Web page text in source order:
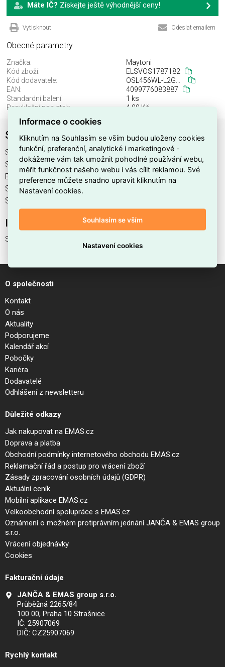
Máte IČ? Získejte ještě výhodnější ceny!
Vytisknout Odeslat emailem
Obecné parametry
Značka:
Maytoni
Kód zboží:
ELSVOS1787182
Kód dodavatele:
OSL456WL-L2GF3K
EAN:
4099776083887
Standardní balení:
1 ks
Recyklační poplatek:
4,00 Kč
Svítidlo OSL456WL-L2GF3K
Svítidlo OSL456WL-L2GF3K najdete v kategoriích Svítidla,
Svítidla, světelné zdroje a LED osvětlení, výrobce Maytoni,
EAN 4099776083887, kód dodavatele OSL456WL-L2GF3K.
Svítidlo OSL456WL-L2GF3K nabízíme od 1 ks. Kód EMAS
Svítidlo OSL456WL-L2GF3K je ELSVOS1787182.
Interní název produktu
Svítidlo OSL456WL-L2GF3K
O společnosti
Kontakt
O nás
Aktuality
Podporujeme
Kalendář akcí
Pobočky
Kariéra
Dodavatelé
Odhlášení z newsletteru
Důležité odkazy
Jak nakupovat na EMAS.cz
Doprava a platba
Obchodní podmínky internetového obchodu EMAS.cz
Reklamační řád a postup pro vrácení zboží
Zásady zpracování osobních údajů (GDPR)
Aktuální ceník
Mobilní aplikace EMAS.cz
Velkoobchodní spolupráce s EMAS.cz
Oznámení o možném protiprávním jednání JANČA & EMAS group
s.r.o.
Vrácení objednávky
Cookies
Fakturační údaje
JANČA & EMAS group s.r.o.
Průběžná 2265/84
100 00, Praha 10 Strašnice
IČ: 25907069
DIČ: CZ25907069
Rychlý kontakt
Informace o cookies
Kliknutím na Souhlasím se vším budou uloženy cookies
funkční, preferenční, analytické i marketingové -
dokážeme vám tak umožnit pohodlné používání webu,
měřit funkčnost našeho webu i vás cílit reklamou. Své
preference můžete snadno upravit kliknutím na
Nastavení cookies.
Souhlasím se vším
Nastavení cookies